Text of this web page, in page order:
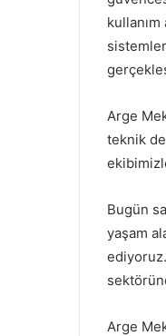
Arge
teknik
Bugün
yaşam
Arge